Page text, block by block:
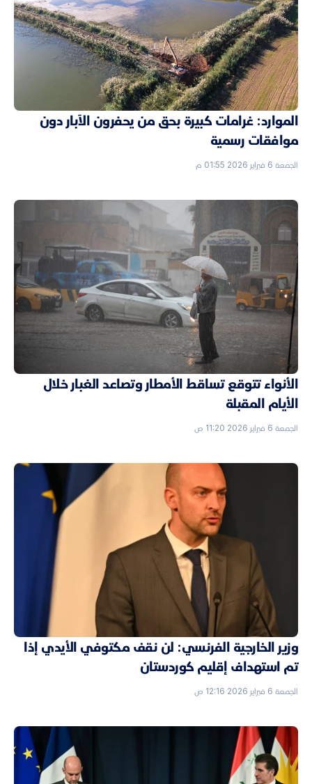
الموارد: غرامات كبيرة بحق من يحفرون الآبار دون
موافقات رسمية
الجمعة 6 فبراير 2026 01:55 م
الأنواء تتوقع تساقط الأمطار وتصاعد الغبار خلال
الأيام المقبلة
الجمعة 6 فبراير 2026 11:20 ص
وزير الخارجية الفرنسي: لن نقف مكتوفي الأيدي إذا
تم استهداف إقليم كوردستان
الجمعة 6 فبراير 2026 12:16 ص